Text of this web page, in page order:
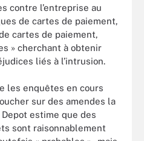
contre l’entreprise au
de cartes de paiement,
cartes de paiement,
» cherchant à obtenir
liés à l’intrusion.
les enquêtes en cours
sur des amendes la
estime que des
sont raisonnablement